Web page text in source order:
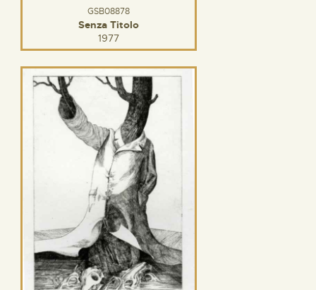
GSB08878
Senza Titolo
1977